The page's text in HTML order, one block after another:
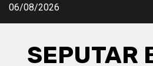
Skip06/08/2026
SEPUTAR